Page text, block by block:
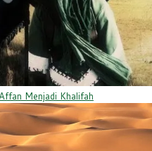
Menjadi Khalifah